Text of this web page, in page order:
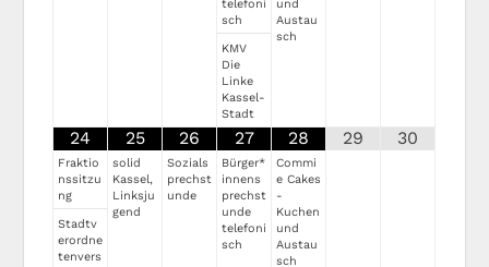
telefoni
sch
KMV
Die
Linke
Kassel-
Stadt
und
Austau
sch
24
Fraktio
nssitzu
ng
Stadtv
erordne
tenvers
25
solid
Kassel,
Linksju
gend
26
Sozials
prechst
unde
27
Bürger*
innens
prechst
unde
telefoni
sch
28
Commi
e Cakes
-
Kuchen
und
Austau
sch
29 30